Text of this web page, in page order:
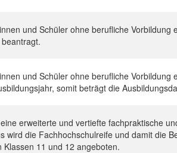
und Schüler ohne berufliche Vorbildung
und Schüler ohne berufliche Vorbildung
somit beträgt die
erweiterte und vertiefte fachpraktische
die Fachhochschulreife und damit die
11 und 12 angeboten.